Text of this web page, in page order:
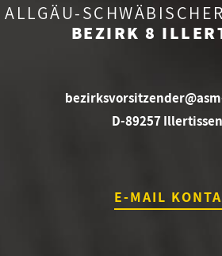
ALLGÄU-
BEZIRK 8
D-89257
E-MAIL